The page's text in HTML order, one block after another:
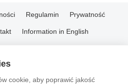
cookie, aby poprawić jakość
Regulamin Prywatność
Information in English